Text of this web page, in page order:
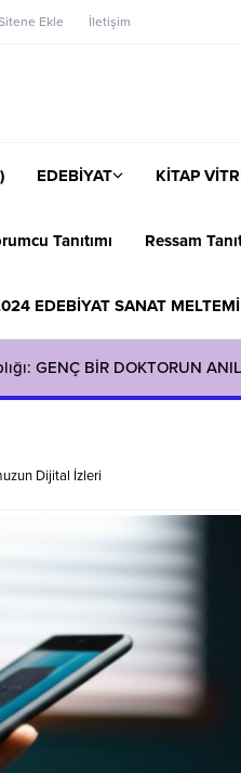
Ekle İletişim
EDEBİYAT KİTAP
Tanıtımı Ressam
EDEBİYAT SANAT
GENÇ BİR DOKTORUN
Dijital İzleri